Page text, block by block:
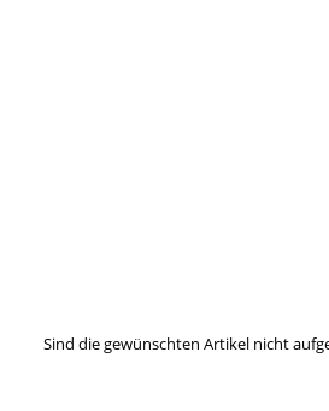
Sind die gewünschten Artikel nicht